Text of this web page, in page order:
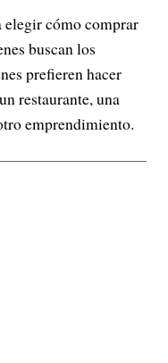
elegir cómo comprar
buscan los
prefieren hacer
restaurante, una
emprendimiento.